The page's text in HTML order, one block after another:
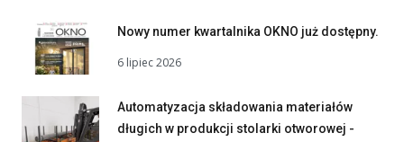
Nowy numer kwartalnika OKNO już dostępny.
6 lipiec 2026
Automatyzacja składowania materiałów
długich w produkcji stolarki otworowej -